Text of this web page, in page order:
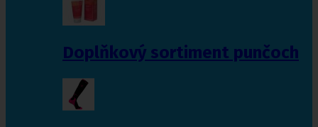
Doplňkový sortiment punčoch